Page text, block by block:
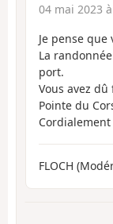
04 mai 2023
Je pense
La
port.
Vous avez
Pointe du
Cordialement
FLOCH